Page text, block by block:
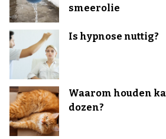
smeerolie
Is hypnose nuttig?
Waarom houden
dozen?